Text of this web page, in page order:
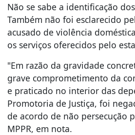
Não se sabe a identificação
Também não foi esclarecido
acusado de violência
os serviços oferecidos pelo
"Em razão da gravidade
grave comprometimento da
e praticado no interior das
Promotoria de Justiça, foi
de acordo de não persecução
MPPR, em nota.